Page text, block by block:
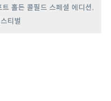
홀든 콜필드 스페셜 에디션.
티벌